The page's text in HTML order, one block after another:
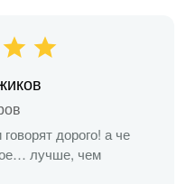
дорого! а че
лучше, чем